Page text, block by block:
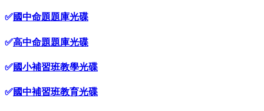
✅國中命題題庫光碟
✅高中命題題庫光碟
✅國小補習班教學光碟
✅國中補習班教育光碟